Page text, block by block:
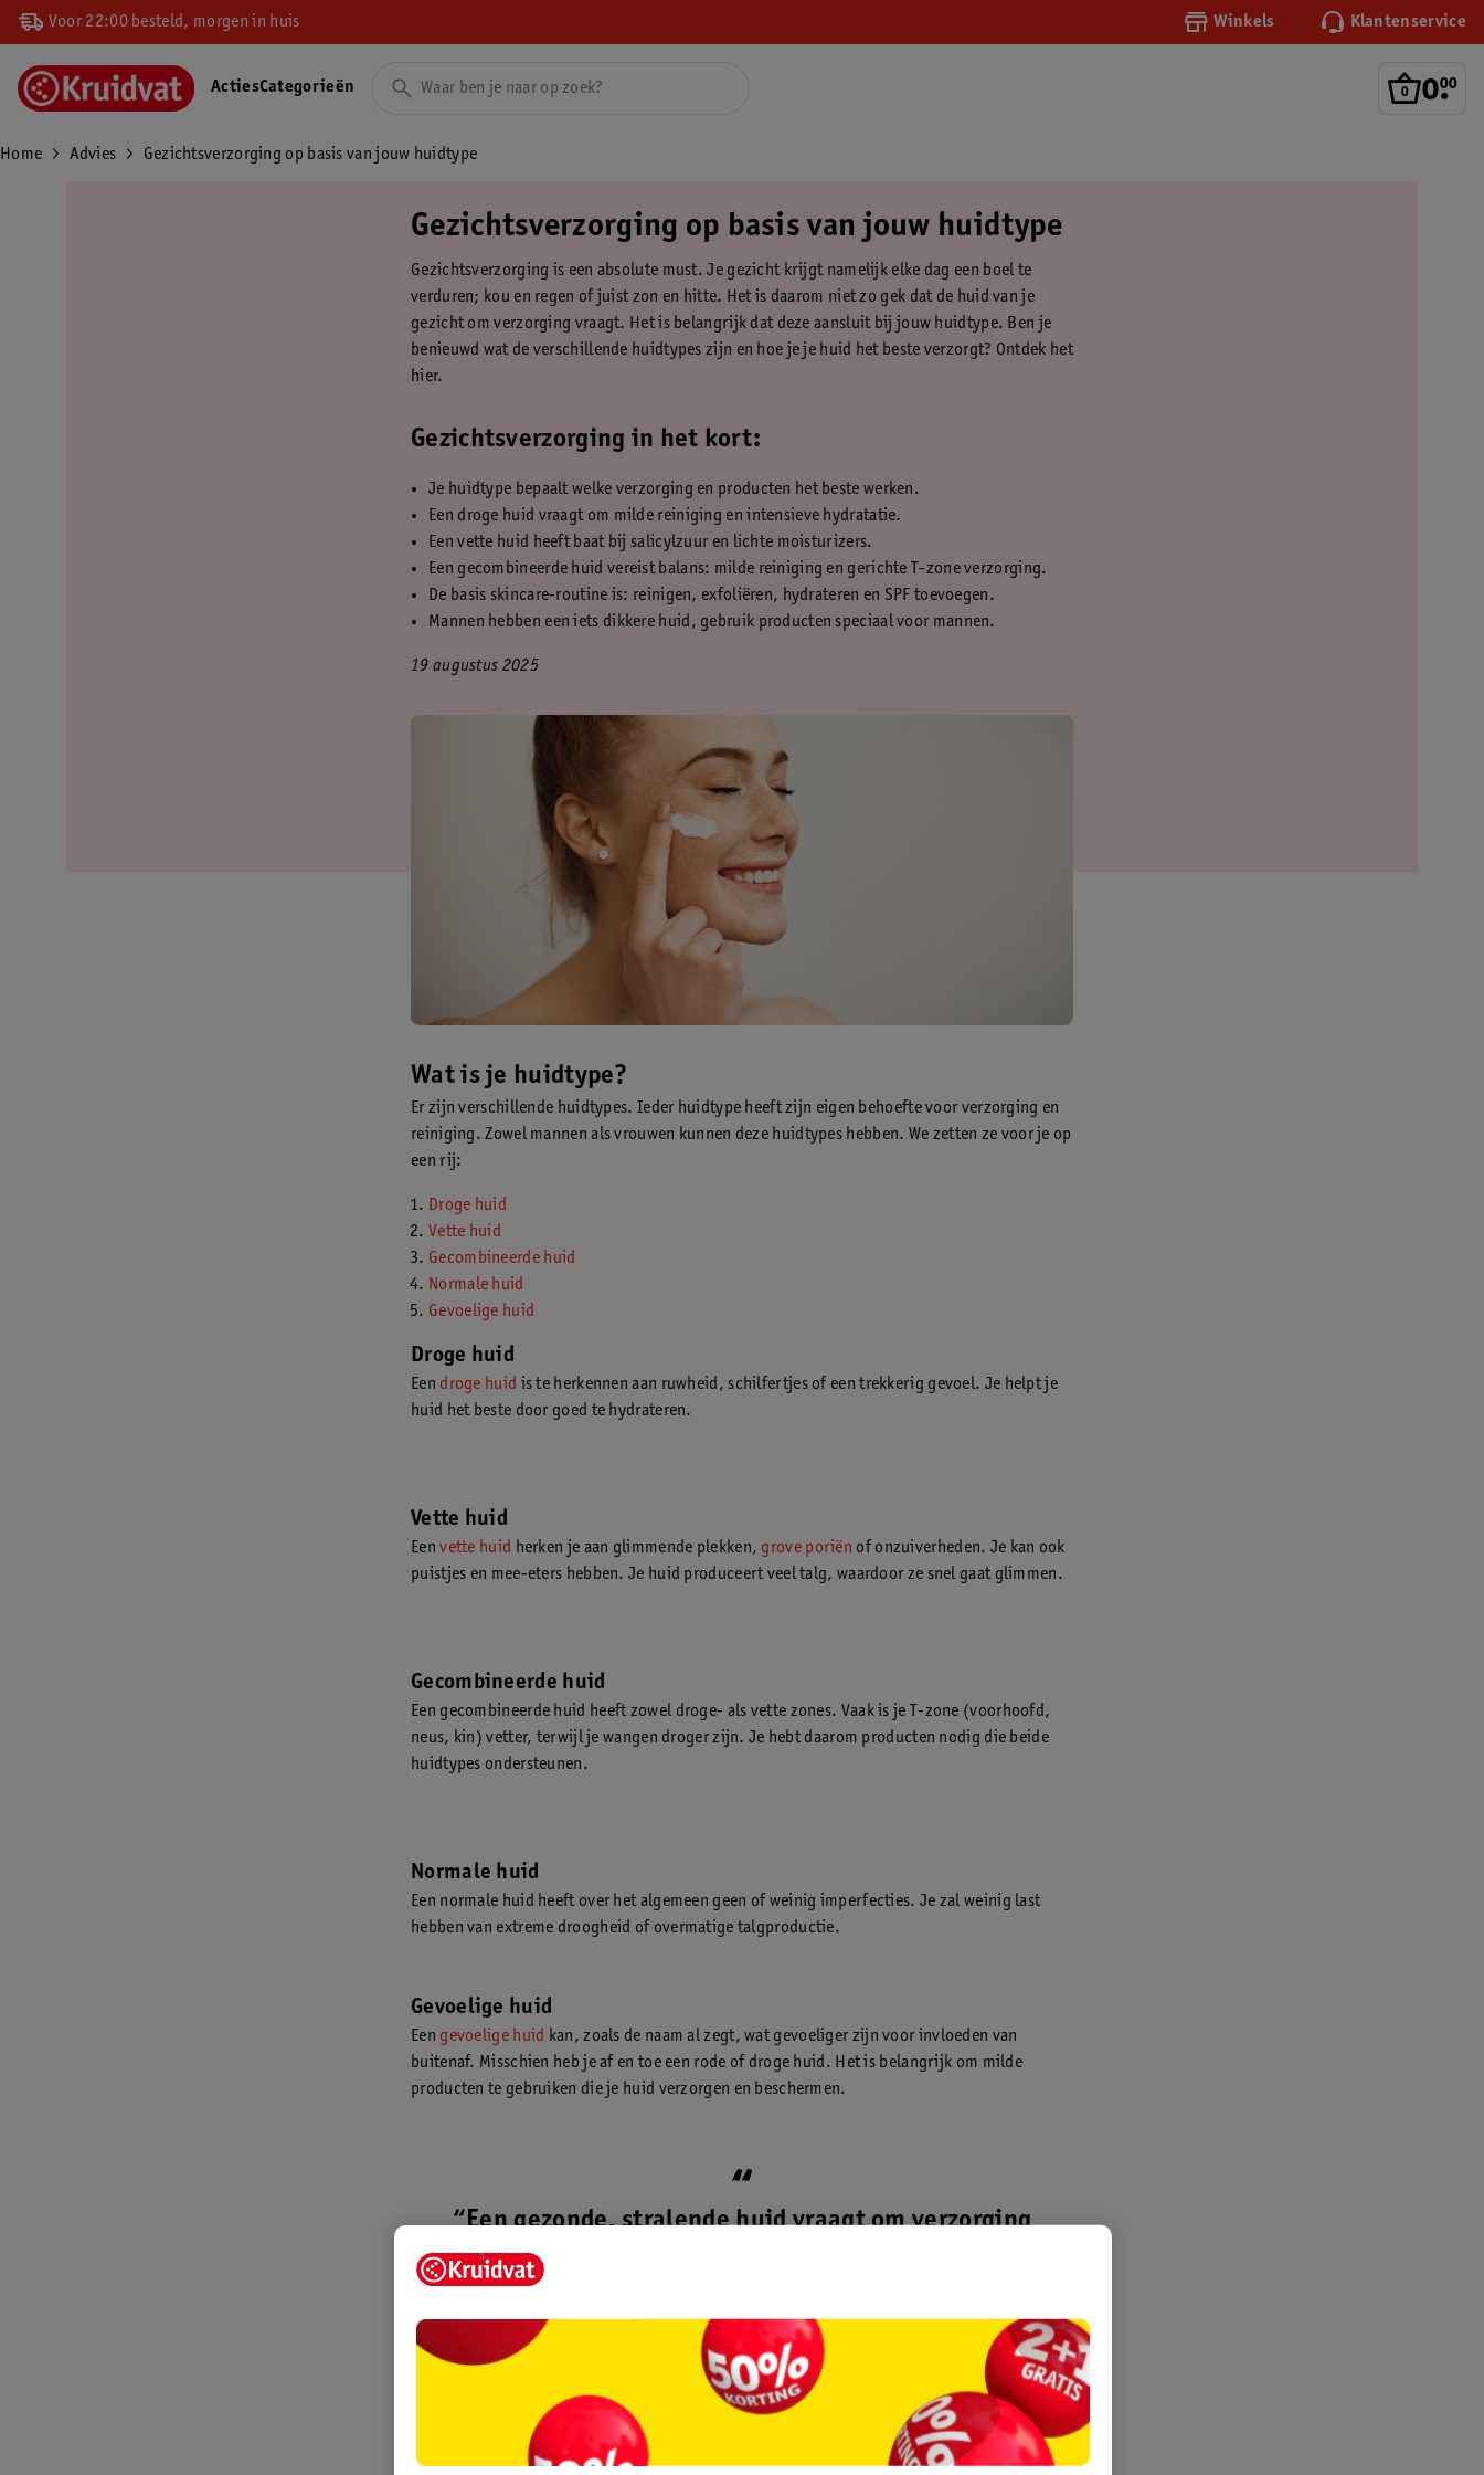
Voor 22:00 besteld, morgen in huis Winkels Klantenservice
0.
00
ActiesCategorieën
Home Advies Gezichtsverzorging op basis van jouw huidtype
Gezichtsverzorging op basis van jouw huidtype
Gezichtsverzorging is een absolute must. Je gezicht krijgt namelijk elke dag een boel te
verduren; kou en regen of juist zon en hitte. Het is daarom niet zo gek dat de huid van je
gezicht om verzorging vraagt. Het is belangrijk dat deze aansluit bij jouw huidtype. Ben je
benieuwd wat de verschillende huidtypes zijn en hoe je je huid het beste verzorgt? Ontdek het
hier.
Gezichtsverzorging in het kort:
Je huidtype bepaalt welke verzorging en producten het beste werken.
Een droge huid vraagt om milde reiniging en intensieve hydratatie.
Een vette huid heeft baat bij salicylzuur en lichte moisturizers.
Een gecombineerde huid vereist balans: milde reiniging en gerichte T-zone verzorging.
De basis skincare-routine is: reinigen, exfoliëren, hydrateren en SPF toevoegen.
Mannen hebben een iets dikkere huid, gebruik producten speciaal voor mannen.
19 augustus 2025
Wat is je huidtype?
Er zijn verschillende huidtypes. Ieder huidtype heeft zijn eigen behoefte voor verzorging en
reiniging. Zowel mannen als vrouwen kunnen deze huidtypes hebben. We zetten ze voor je op
een rij:
Droge huid
Vette huid
Gecombineerde huid
Normale huid
Gevoelige huid
Droge huid
Een droge huid is te herkennen aan ruwheid, schilfertjes of een trekkerig gevoel. Je helpt je
huid het beste door goed te hydrateren.
Vette huid
Eenvette huid herken je aan glimmende plekken, grove poriën of onzuiverheden. Je kan ook
puistjes en mee-eters hebben. Je huid produceert veel talg, waardoor ze snel gaat glimmen.
Gecombineerde huid
Een gecombineerde huid heeft zowel droge- als vette zones. Vaak is je T-zone (voorhoofd,
neus, kin) vetter, terwijl je wangen droger zijn. Je hebt daarom producten nodig die beide
huidtypes ondersteunen.
Normale huid
Een normale huid heeft over het algemeen geen of weinig imperfecties. Je zal weinig last
hebben van extreme droogheid of overmatige talgproductie.
Gevoelige huid
Een gevoelige huid kan, zoals de naam al zegt, wat gevoeliger zijn voor invloeden van
buitenaf. Misschien heb je af en toe een rode of droge huid. Het is belangrijk om milde
producten te gebruiken die je huid verzorgen en beschermen.
“Een gezonde, stralende huid vraagt om verzorging
Gezichtsverzorgingsroutine
Gezichtsverzorging is essentieel om je huid gezond en stralend te houden. Een skincare-
routine bestaat uit vaste stappen die je dagelijks uitvoert, ’s ochtends en/of ’s avonds. Het
bestaat onder andere uit reinigen, exfoliëren en hydrateren.
Ontdek hier hoe een skincare-